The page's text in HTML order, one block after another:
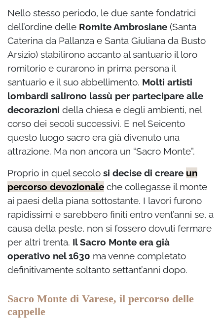
Nello stesso periodo, le due sante fondatrici
dell’ordine delle Romite Ambrosiane (Santa
Caterina da Pallanza e Santa Giuliana da Busto
Arsizio) stabilirono accanto al santuario il loro
romitorio e curarono in prima persona il
santuario e il suo abbellimento. Molti artisti
lombardi salirono lassù per partecipare alle
decorazioni della chiesa e degli ambienti, nel
corso dei secoli successivi. E nel Seicento
questo luogo sacro era già divenuto una
attrazione. Ma non ancora un “Sacro Monte”.
Proprio in quel secolo si decise di creare un
percorso devozionale che collegasse il monte
ai paesi della piana sottostante. I lavori furono
rapidissimi e sarebbero finiti entro vent’anni se, a
causa della peste, non si fossero dovuti fermare
per altri trenta. Il Sacro Monte era già
operativo nel 1630 ma venne completato
definitivamente soltanto settant’anni dopo.
Sacro Monte di Varese, il percorso delle
cappelle